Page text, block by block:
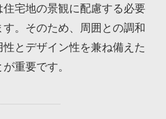
住宅地の景観に配慮する必要
。そのため、周囲との調和
とデザイン性を兼ね備えた
重要です。